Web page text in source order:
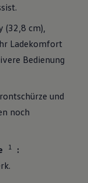
(32,8 cm),
Ladekomfort
Bedienung
und
noch
1
: